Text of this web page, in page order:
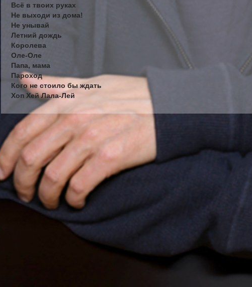
Всё в твоих руках
Не выходи из дома!
Не унывай
Летний дождь
Королева
Оле-Оле
Папа, мама
Пароход
Кого не стоило бы ждать
Хоп Хей Лала-Лей